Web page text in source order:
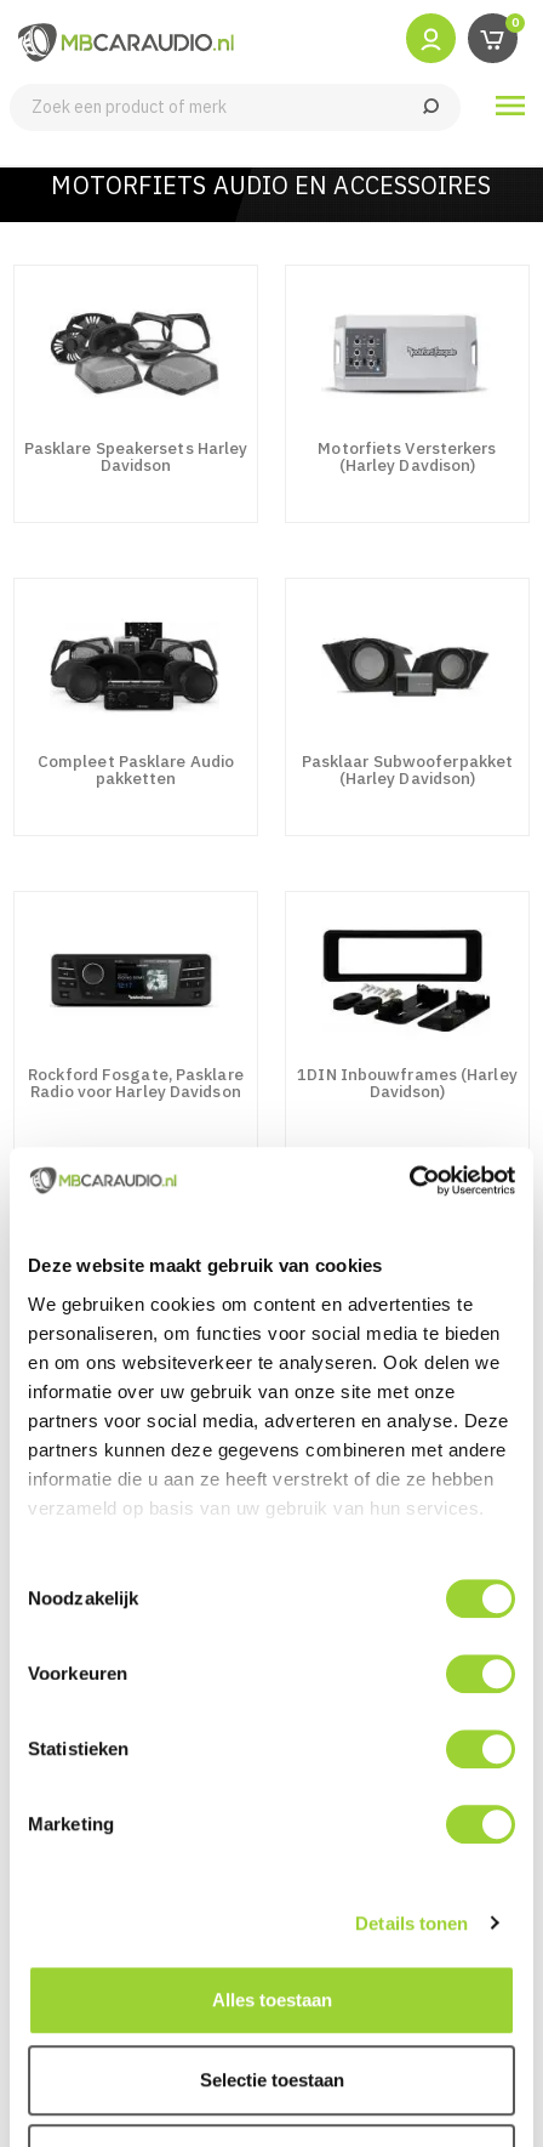
Deze website maakt gebruik van cookies
We gebruiken cookies om content en advertenties te
personaliseren, om functies voor social media te bieden
en om ons websiteverkeer te analyseren. Ook delen we
informatie over uw gebruik van onze site met onze
partners voor social media, adverteren en analyse. Deze
partners kunnen deze gegevens combineren met andere
informatie die u aan ze heeft verstrekt of die ze hebben
verzameld op basis van uw gebruik van hun services.
Noodzakelijk
Voorkeuren
Statistieken
Marketing
Details tonen
Alles toestaan
Selectie toestaan
0

MOTORFIETS AUDIO EN ACCESSOIRES
Pasklare Speakersets Harley
Davidson
Motorfiets Versterkers
(Harley Davdison)
Compleet Pasklare Audio
pakketten
Pasklaar Subwooferpakket
(Harley Davidson)
Rockford Fosgate, Pasklare
Radio voor Harley Davidson
1DIN Inbouwframes (Harley
Davidson)
2DIN Inbouwframes (Harley
Davidson)
Compleet Inbouwpakket,
Inbouwframe,
Stuurwielinterface en
Aansluitbekabeling
Montageringen,
Montagebeugels en
Accessoires (Harley
Motorfiets Daschcam's en
Accessoires